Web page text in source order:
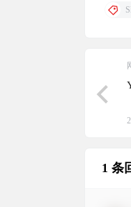
1 条